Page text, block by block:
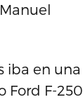
iba en una
Ford F-250